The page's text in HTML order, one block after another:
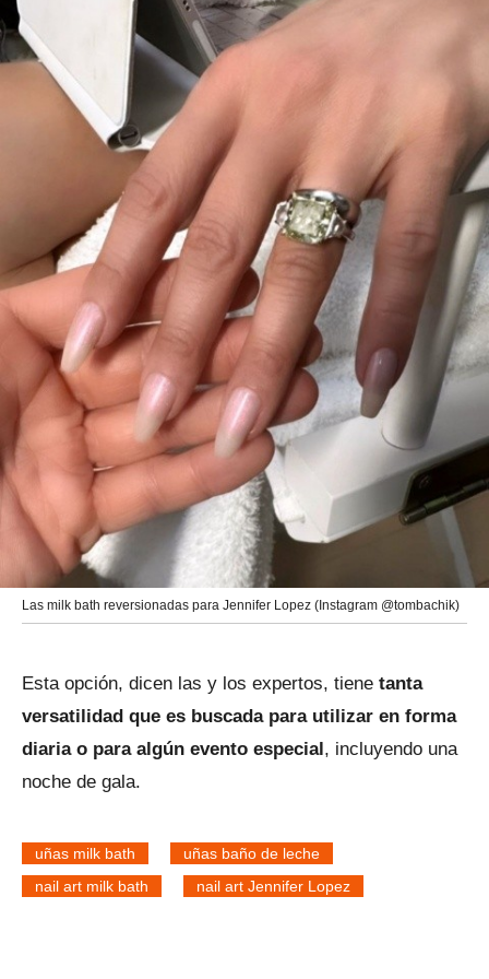
Las milk bath reversionadas para Jennifer Lopez (Instagram @tombachik)
Esta opción, dicen las y los expertos, tiene tanta
versatilidad que es buscada para utilizar en forma
diaria o para algún evento especial, incluyendo una
noche de gala.
uñas milk bath
uñas baño de leche
nail art milk bath
nail art Jennifer Lopez